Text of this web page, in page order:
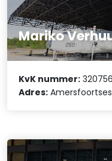
Mariko
KvK nummer:
Adres: